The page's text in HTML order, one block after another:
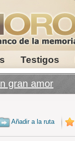
Testigos
gran amor
Añadir a la ruta